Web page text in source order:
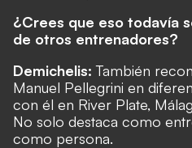
¿Crees que eso todavía
de otros entrenadores?
Demichelis:También
Manuel Pellegrini en
con él en River Plate,
No solo destaca como
como persona.